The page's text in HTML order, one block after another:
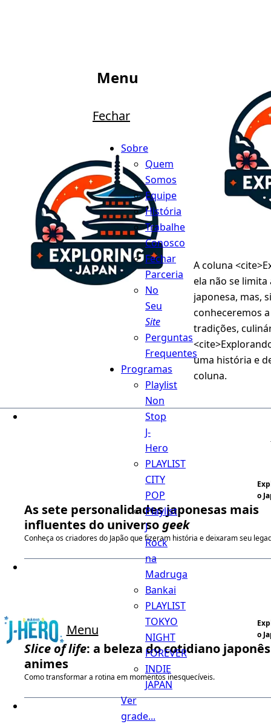
Menu
Menu
Fechar
Sobre
Quem
Somos
Equipe
História
Trabalhe
Conosco
Fechar
Parceria
No
Seu
Site
Perguntas
Frequentes
Programas
Playlist
Non
Stop
J-
Hero
PLAYLIST
CITY
POP
Playlist
J
Rock
na
Madruga
Bankai
PLAYLIST
TOKYO
NIGHT
FOREVER
INDIE
JAPAN
Ver
grade...
A coluna
ela não se
japonesa, mas,
conheceremos
tradições,
uma história e
coluna.
o
As sete personalidades japonesas mais
influentes do universogeek
Conheça os criadores do Japão que fizeram história e deixaram seu
o
Slice of life: a beleza do cotidiano
animes
Como transformar a rotina em momentos inesquecíveis.